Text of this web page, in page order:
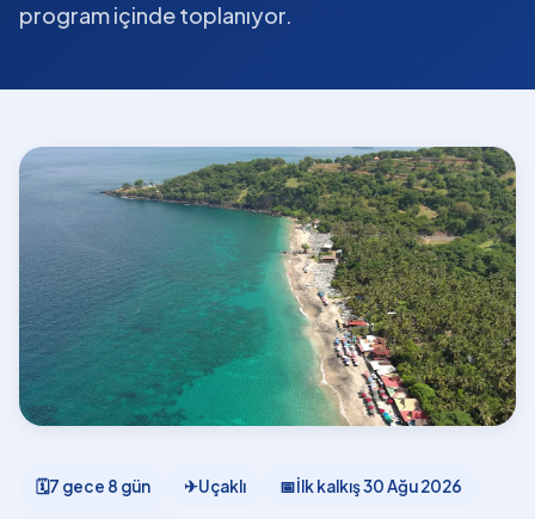
program içinde toplanıyor.
🗓7 gece 8 gün ✈Uçaklı 📅İlk kalkış30 Ağu 2026